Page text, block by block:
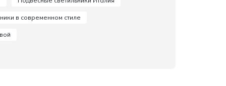
в современном стиле